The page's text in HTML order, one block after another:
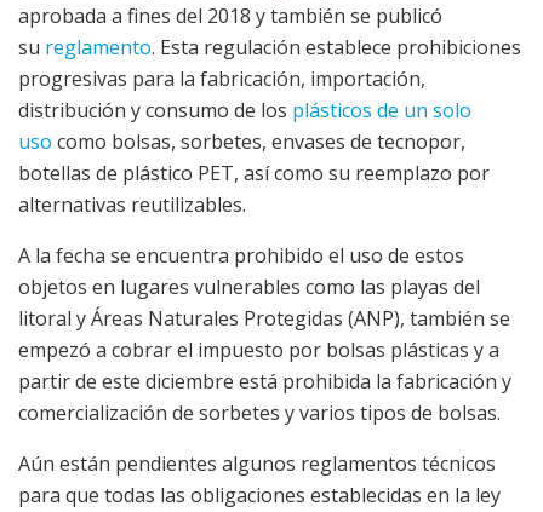
aprobada a fines del 2018 y también se publicó
su reglamento. Esta regulación establece prohibiciones
progresivas para la fabricación, importación,
distribución y consumo de los plásticos de un solo
uso como bolsas, sorbetes, envases de tecnopor,
botellas de plástico PET, así como su reemplazo por
alternativas reutilizables.
A la fecha se encuentra prohibido el uso de estos
objetos en lugares vulnerables como las playas del
litoral y Áreas Naturales Protegidas (ANP), también se
empezó a cobrar el impuesto por bolsas plásticas y a
partir de este diciembre está prohibida la fabricación y
comercialización de sorbetes y varios tipos de bolsas.
Aún están pendientes algunos reglamentos técnicos
para que todas las obligaciones establecidas en la ley